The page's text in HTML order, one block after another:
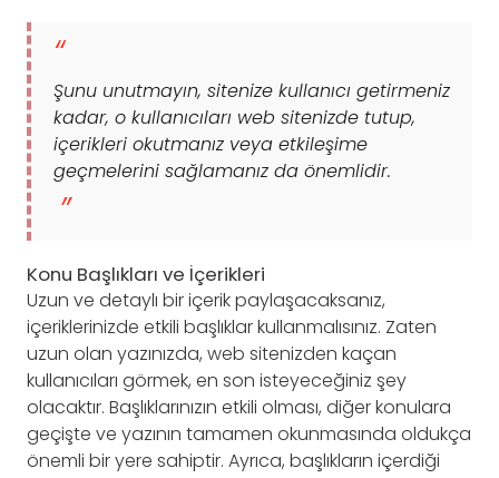
Şunu unutmayın, sitenize kullanıcı getirmeniz
kadar, o kullanıcıları web sitenizde tutup,
içerikleri okutmanız veya etkileşime
geçmelerini sağlamanız da önemlidir.
Konu Başlıkları ve İçerikleri
Uzun ve detaylı bir içerik paylaşacaksanız,
içeriklerinizde etkili başlıklar kullanmalısınız. Zaten
uzun olan yazınızda, web sitenizden kaçan
kullanıcıları görmek, en son isteyeceğiniz şey
olacaktır. Başlıklarınızın etkili olması, diğer konulara
geçişte ve yazının tamamen okunmasında oldukça
önemli bir yere sahiptir. Ayrıca, başlıkların içerdiği